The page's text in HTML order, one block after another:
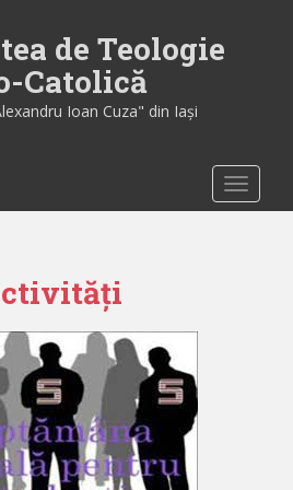
de Teologie
Catolică
Ioan Cuza" din Iaşi